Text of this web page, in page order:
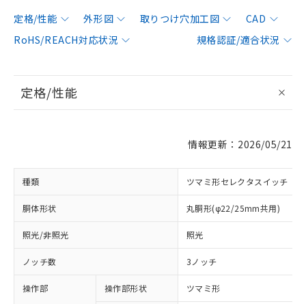
定格/性能 外形図 取りつけ穴加工図
CAD
RoHS/REACH対応状況
規格認証/適合状況
定格/性能
情報更新：2026/05/21
種類 ツマミ形セレクタスイッチ
胴体形状 丸胴形(φ22/25mm共用)
照光/非照光 照光
ノッチ数 3ノッチ
操作部 操作部形状 ツマミ形